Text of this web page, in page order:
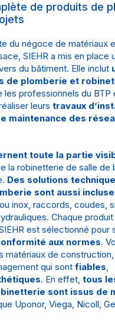
de produits de
du négoce de matériaux
, SIEHR a mis en place
du bâtiment. Elle inclut
de plomberie et
les professionnels du BTP
leurs travaux
maintenance des
toute la partie
la robinetterie de salle de
Des solutions
sont aussi
inox, raccords, coudes,
Chaque produit
est sélectionné pour
aux normes.
matériaux de
qui sont fiables
. En effet, tous
sont issus de
Uponor, Viega, Nicoll,